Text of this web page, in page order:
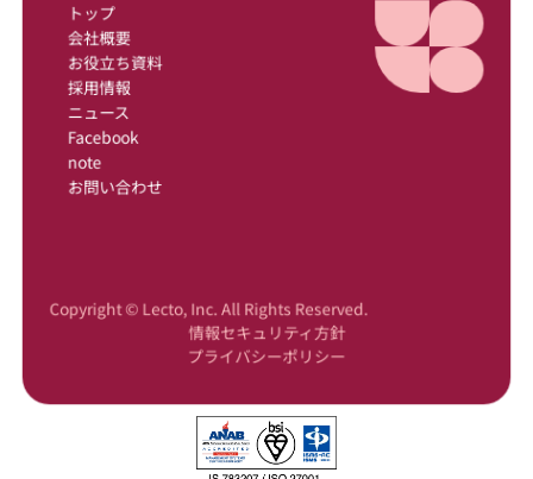
トップ
会社概要
お役立ち資料
採用情報
ニュース
Facebook
note
お問い合わせ
Copyright © Lecto, Inc. All Rights Reserved.
情報セキュリティ方針
プライバシーポリシー